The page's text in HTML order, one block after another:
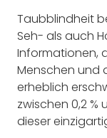
Taubblindheit
Seh- als auch
Informationen,
Menschen und
erheblich
zwischen 0,2 %
dieser